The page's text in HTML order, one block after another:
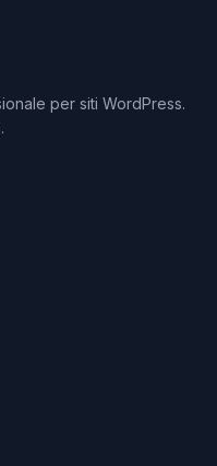
per siti WordPress.